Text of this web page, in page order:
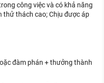
công việc và có khả năng
thử thách cao; Chịu được áp
đàm phán + thưởng thành